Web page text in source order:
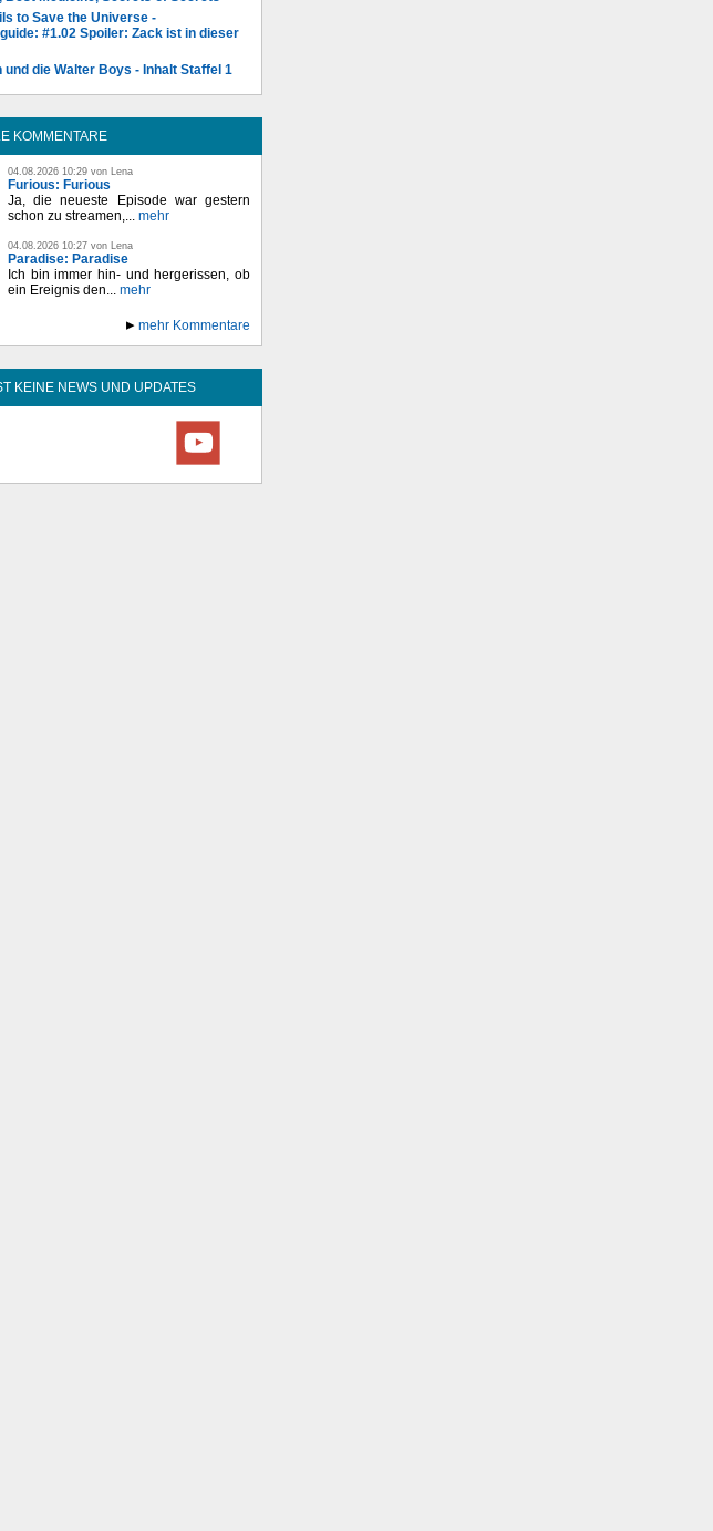
to Save the Universe -
#1.02 Spoiler: Zack ist in dieser
und die Walter Boys - Inhalt Staffel 1
KOMMENTARE
04.08.2026 10:29 von Lena
Furious: Furious
Ja, die neueste Episode war gestern
schon zu streamen,... mehr
04.08.2026 10:27 von Lena
Paradise: Paradise
Ich bin immer hin- und hergerissen, ob
ein Ereignis den... mehr
mehr Kommentare
KEINE NEWS UND UPDATES